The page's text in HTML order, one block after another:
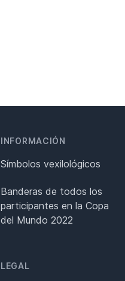
INFORMACIÓN
Símbolos vexilológicos
Banderas de todos los
participantes en la Copa
del Mundo 2022
LEGAL